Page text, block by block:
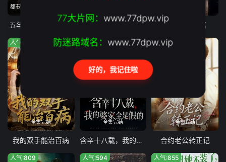
五年隐忍，一日清算 她不是不敢离
全集完结
人气:450
我的双手能治百病
全集完结
人气:836
含辛十八载，我的婆家全是假的
全集完结
人气:200
合约老公转正记
人气:809 人气:594 人气:855
77大片网： www.77dpw.vip
防迷路域名： www.77dpw.vip
好的，我记住啦